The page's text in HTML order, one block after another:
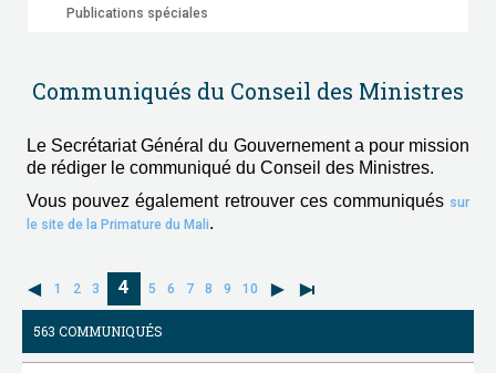
Publications spéciales
Communiqués du Conseil des Ministres
Le Secrétariat Général du Gouvernement a pour mission
de rédiger le communiqué du Conseil des Ministres.
Vous pouvez également retrouver ces communiqués sur
le site de la Primature du Mali.
1 2 3 4 5 6 7 8 9 10
563 COMMUNIQUÉS